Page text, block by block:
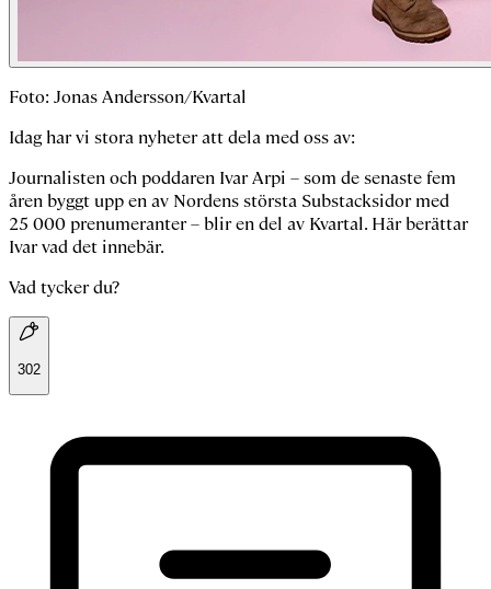
Foto: Jonas Andersson/Kvartal
Idag har vi stora nyheter att dela med oss av:
Journalisten och poddaren Ivar Arpi – som de senaste fem
åren byggt upp en av Nordens största Substacksidor med
25 000 prenumeranter – blir en del av Kvartal. Här berättar
Ivar vad det innebär.
Vad tycker du?
302